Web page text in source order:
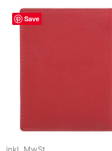
Save
Dieses
Produkt
weist
mehrere
Varianten
Optionen
können